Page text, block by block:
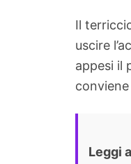
Il
uscire
appesi il
Leggi